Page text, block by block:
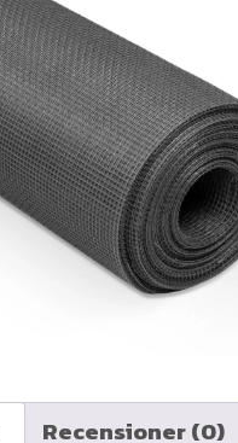
Recensioner (0)